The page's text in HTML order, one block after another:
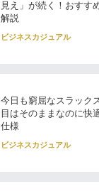
見え」が続く！おすす
解説
ビジネスカジュアル
今日も窮屈なスラック
目はそのままなのに快
仕様
ビジネスカジュアル